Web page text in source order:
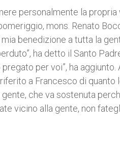
personalmente la propria
mons. Renato
benedizione a tutta la
ha detto il Santo
per voi”, ha
a Francesco di quanto
che va sostenuta
vicino alla gente, non